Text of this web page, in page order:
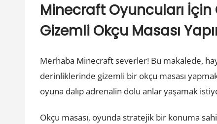
Minecraft Oyuncuları
Gizemli Okçu Masası
Merhaba Minecraft severler! Bu makalede,
derinliklerinde gizemli bir okçu masası
oyuna dalıp adrenalin dolu anlar yaşamak
Okçu masası, oyunda stratejik bir konuma